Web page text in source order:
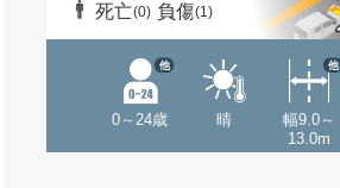
死亡(0) 負傷(1)
0～24歳
他
晴
幅9.0～
13.0m
他